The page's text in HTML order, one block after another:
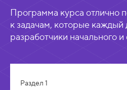
Программа курса отлично
к задачам, которые
разработчики начального
Раздел 1